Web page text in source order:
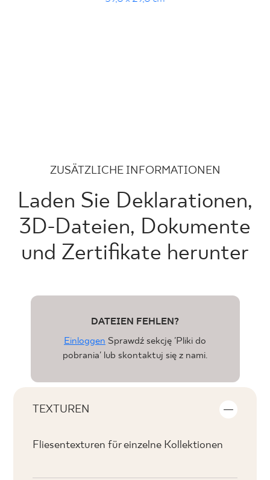
ZUSÄTZLICHE INFORMATIONEN
Laden Sie Deklarationen,
3D-Dateien, Dokumente
und Zertifikate herunter
DATEIEN FEHLEN?
Einloggen Sprawdź sekcję 'Pliki do
pobrania' lub skontaktuj się z nami.
TEXTUREN
Fliesentexturen für einzelne Kollektionen